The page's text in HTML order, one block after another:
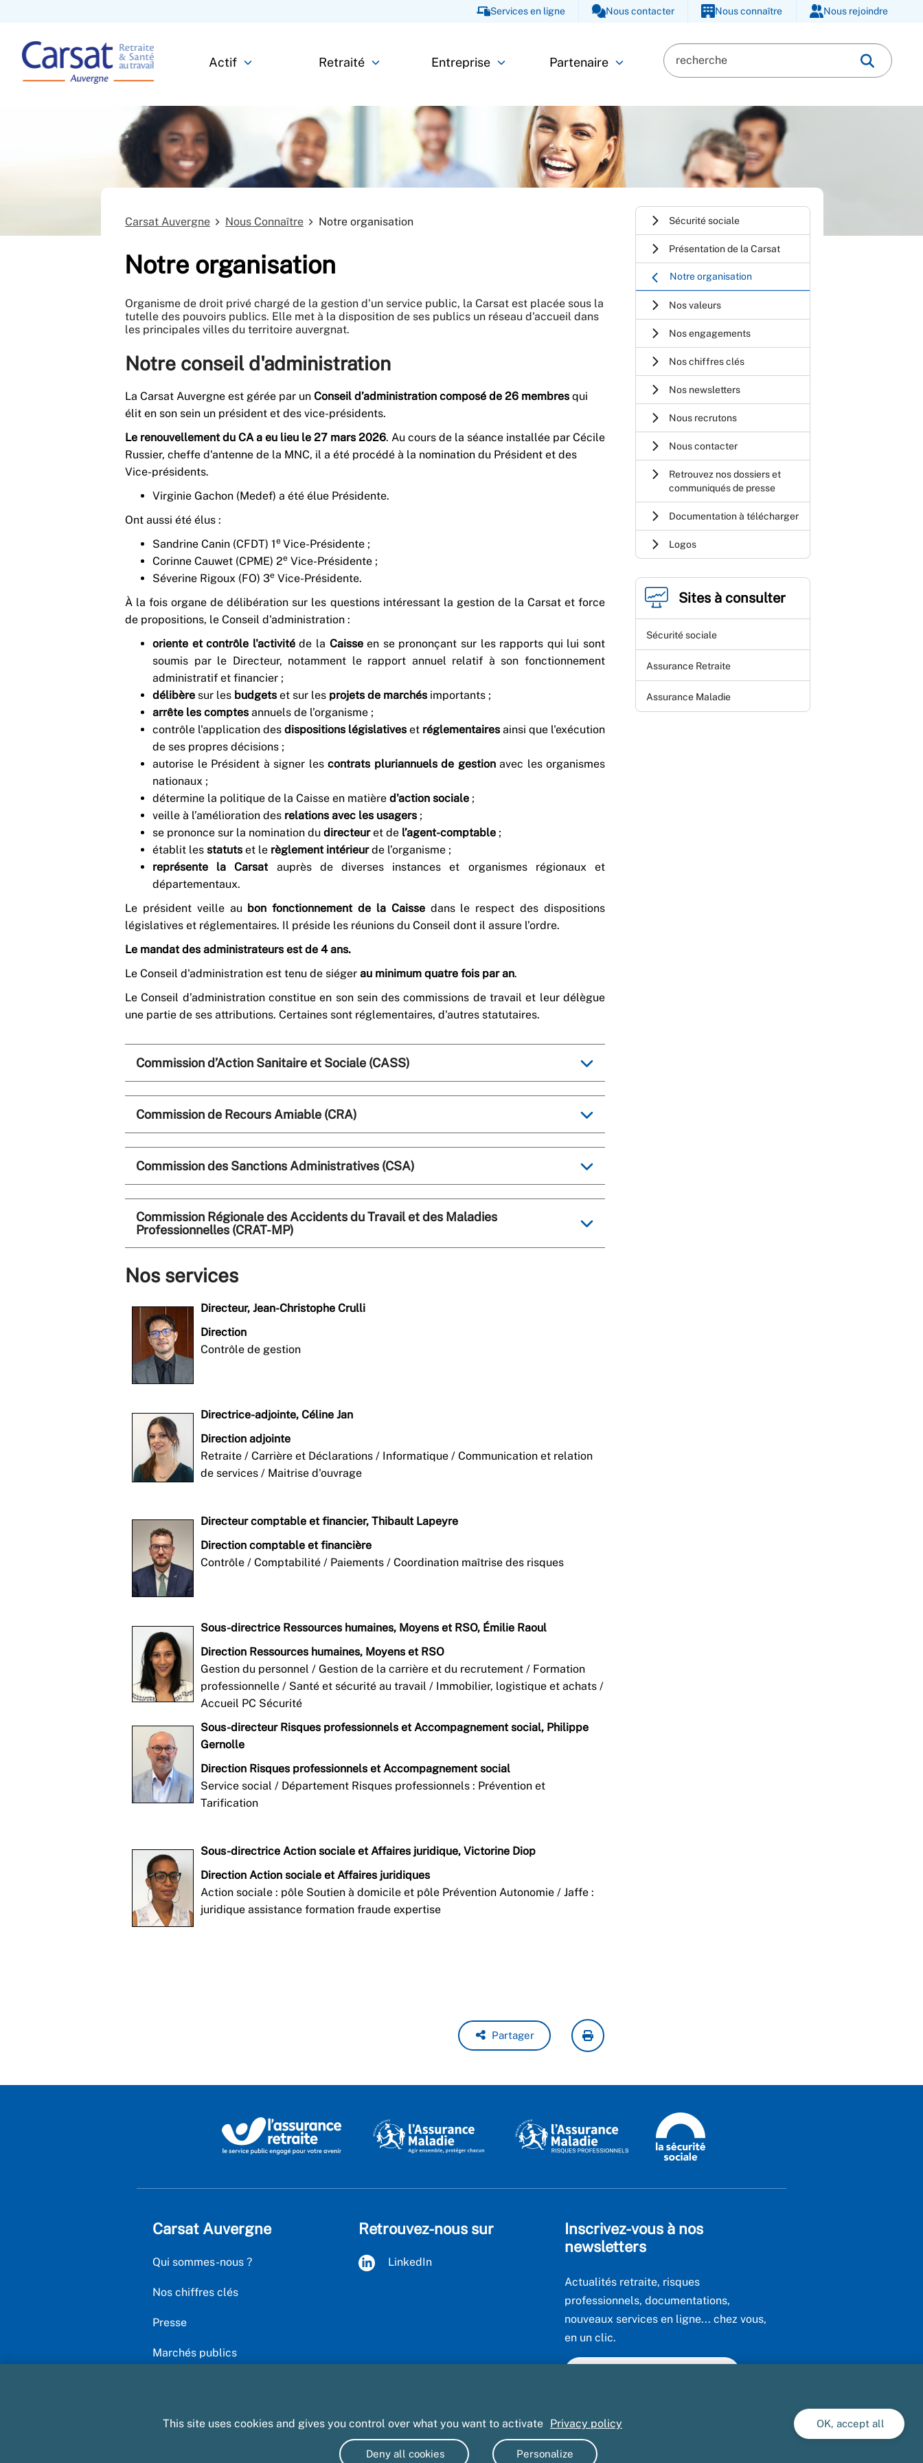
Services en ligne Nous contacter Nous connaître Nous rejoindre
Actif Retraité Entreprise Partenaire
Carsat Auvergne Nous Connaître Notre organisation
Notre organisation
Organisme de droit privé chargé de la gestion d'un service public, la Carsat est placée sous la
tutelle des pouvoirs publics. Elle met à la disposition de ses publics un réseau d'accueil dans
les principales villes du territoire auvergnat.
Notre conseil d'administration
La Carsat Auvergne est gérée par un Conseil d’administration composé de 26 membres qui
élit en son sein un président et des vice-présidents.
Le renouvellement du CA a eu lieu le 27 mars 2026. Au cours de la séance installée par Cécile
Russier, cheffe d'antenne de la MNC, il a été procédé à la nomination du Président et des
Vice-présidents.
Virginie Gachon (Medef) a été élue Présidente.
Ont aussi été élus :
Sandrine Canin (CFDT) 1e Vice-Présidente ;
Corinne Cauwet (CPME) 2e Vice-Présidente ;
Séverine Rigoux (FO) 3e Vice-Présidente.
À la fois organe de délibération sur les questions intéressant la gestion de la Carsat et force
de propositions, le Conseil d'administration :
oriente et contrôle l'activitéde la Caisseen se prononçant sur les rapports qui lui sont
soumis par le Directeur, notamment le rapport annuel relatif à son fonctionnement
administratif et financier ;
délibère sur les budgets et sur les projets de marchés importants ;
arrête les comptes annuels de l’organisme ;
contrôle l'application des dispositions législatives et réglementaires ainsi que l'exécution
de ses propres décisions ;
autorise le Président à signer les contrats pluriannuels de gestion avec les organismes
nationaux ;
détermine la politique de la Caisse en matière d'action sociale ;
veille à l’amélioration des relations avec les usagers ;
se prononce sur la nomination du directeuret de l’agent-comptable ;
établit les statuts et le règlement intérieurde l’organisme ;
représente la Carsat auprès de diverses instances et organismes régionaux et
départementaux.
Le président veille au bon fonctionnement de la Caisse dans le respect des dispositions
législatives et réglementaires. Il préside les réunions du Conseil dont il assure l’ordre.
Le mandat des administrateurs est de 4 ans.
Le Conseil d'administration est tenu de siéger au minimum quatre fois par an.
Le Conseil d’administration constitue en son sein des commissions de travail et leur délègue
une partie de ses attributions. Certaines sont réglementaires, d'autres statutaires.
Commission d’Action Sanitaire et Sociale (CASS)
Commission de Recours Amiable (CRA)
Commission des Sanctions Administratives (CSA)
Commission Régionale des Accidents du Travail et des Maladies
Professionnelles (CRAT-MP)
Nos services
Directeur, Jean-Christophe Crulli
Direction
Contrôle de gestion
Directrice-adjointe, Céline Jan
Direction adjointe
Retraite / Carrière et Déclarations / Informatique / Communication et relation
de services / Maitrise d'ouvrage
Directeur comptable et financier, Thibault Lapeyre
Direction comptable et financière
Contrôle / Comptabilité / Paiements / Coordination maîtrise des risques
Sous-directrice Ressources humaines, Moyens et RSO, Émilie Raoul
Direction Ressources humaines, Moyens et RSO
Gestion du personnel / Gestion de la carrière et du recrutement / Formation
professionnelle / Santé et sécurité au travail / Immobilier, logistique et achats /
Accueil PC Sécurité
Sous-directeur Risques professionnels et Accompagnement social, Philippe
Gernolle
Direction Risques professionnels et Accompagnement social
Service social / Département Risques professionnels : Prévention et
Tarification
Sous-directrice Action sociale et Affaires juridique, Victorine Diop
Direction Action sociale et Affaires juridiques
Action sociale : pôle Soutien à domicile et pôle Prévention Autonomie / Jaffe :
juridique assistance formation fraude expertise
Partager
Sécurité sociale
Présentation de la Carsat
Notre organisation
Nos valeurs
Nos engagements
Nos chiffres clés
Nos newsletters
Nous recrutons
Nous contacter
Retrouvez nos dossiers et
communiqués de presse
Documentation à télécharger
Logos
Sites à consulter
Sécurité sociale
Assurance Retraite
Assurance Maladie
Carsat Auvergne
Qui sommes-nous ?
Nos chiffres clés
Presse
Marchés publics
Retrouvez-nous sur
LinkedIn
Inscrivez-vous à nos
newsletters
Actualités retraite, risques
professionnels, documentations,
nouveaux services en ligne... chez vous,
en un clic.
Mentions légales et CGU Gestion des cookies Accessibilité : partiellement conforme
This site uses cookies and gives you control over what you want to activate Privacy policy OK, accept all
Deny all cookies Personalize